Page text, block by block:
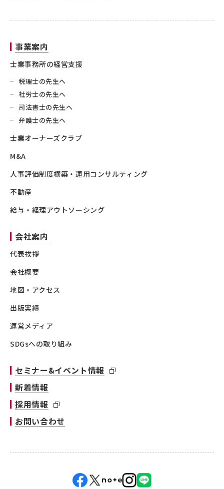
事業案内
士業事務所の経営支援
税理士の先生へ
社労士の先生へ
司法書士の先生へ
弁護士の先生へ
士業オーナーズクラブ
M&A
人事評価制度構築・運用コンサルティング
不動産
給与・経理アウトソーシング
会社案内
代表挨拶
会社概要
地図・アクセス
出版実績
運営メディア
SDGsへの取り組み
セミナー&イベント情報
新着情報
採用情報
お問い合わせ